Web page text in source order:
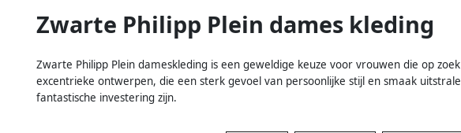
Zwarte Philipp Plein dames kleding
Zwarte Philipp Plein dameskleding is een geweldige keuze voor vrouwen die op
excentrieke ontwerpen, die een sterk gevoel van persoonlijke stijl en smaak
fantastische investering zijn.